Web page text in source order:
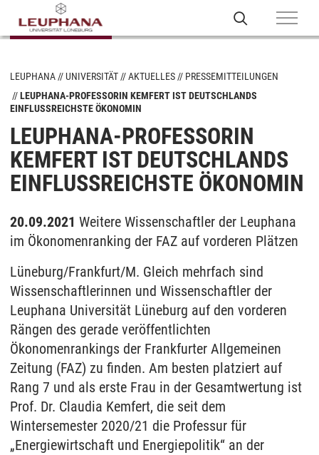
LEUPHANA UNIVERSITÄT AKTUELLES
PRESSEMITTEILUNGEN
LEUPHANA-PROFESSORIN KEMFERT IST DEUTSCHLANDS
EINFLUSSREICHSTE ÖKONOMIN
LEUPHANA-PROFESSORIN
KEMFERT IST DEUTSCHLANDS
EINFLUSSREICHSTE ÖKONOMIN
20.09.2021 Weitere Wissenschaftler der Leuphana
im Ökonomenranking der FAZ auf vorderen Plätzen
Lüneburg/Frankfurt/M. Gleich mehrfach sind
Wissenschaftlerinnen und Wissenschaftler der
Leuphana Universität Lüneburg auf den vorderen
Rängen des gerade veröffentlichten
Ökonomenrankings der Frankfurter Allgemeinen
Zeitung (FAZ) zu finden. Am besten platziert auf
Rang 7 und als erste Frau in der Gesamtwertung ist
Prof. Dr. Claudia Kemfert, die seit dem
Wintersemester 2020/21 die Professur für
„Energiewirtschaft und Energiepolitik“ an der